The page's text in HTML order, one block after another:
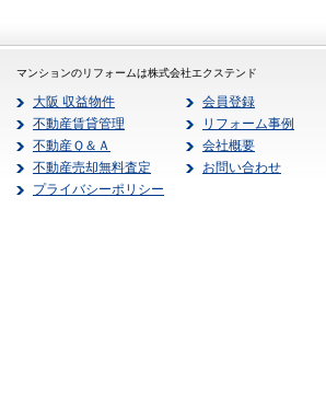
マンションのリフォームは株式会社エクステンド
大阪 収益物件
会員登録
不動産賃貸管理
リフォーム事例
不動産Ｑ＆Ａ
会社概要
不動産売却無料査定
お問い合わせ
プライバシーポリシー